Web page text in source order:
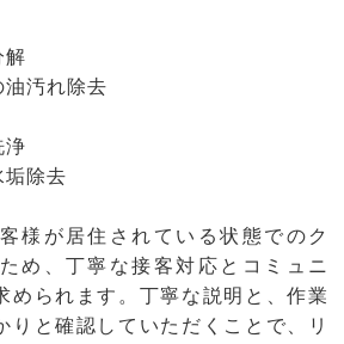
解
油汚れ除去
浄
垢除去
様が居住されている状態でのク
め、丁寧な接客対応とコミュニ
められます。丁寧な説明と、作業
りと確認していただくことで、リ